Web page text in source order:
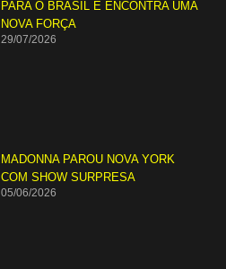
PARA O BRASIL E ENCONTRA UMA
NOVA FORÇA
29/07/2026
MADONNA PAROU NOVA YORK
COM SHOW SURPRESA
05/06/2026